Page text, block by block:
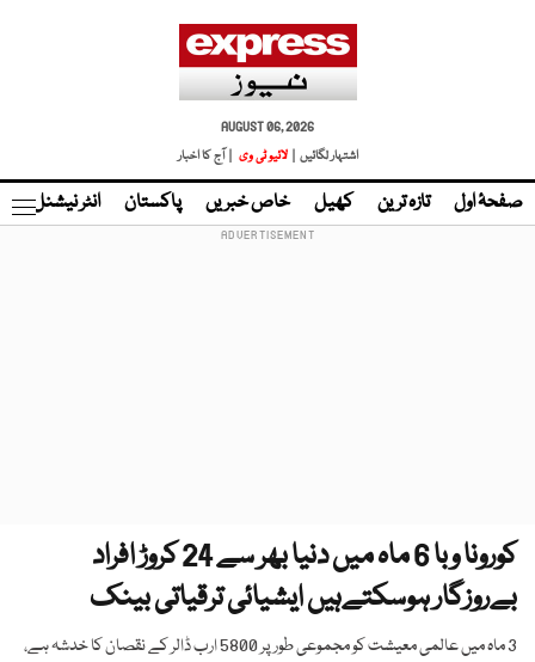
AUGUST 06, 2026
اشتہار لگائیں |
لائیو ٹی وی | آج کا اخبار
صفحۂ اول تازہ ترین کھیل خاص خبریں پاکستان انٹر نیشنل
کورونا وبا 6 ماہ میں دنیا بھر سے 24 کروڑ افراد
بےروزگار ہوسکتےہیں ایشیائی ترقیاتی بینک
3 ماہ میں عالمی معیشت کو مجموعی طور پر 5800 ارب ڈالر کے نقصان کا خدشہ ہے،